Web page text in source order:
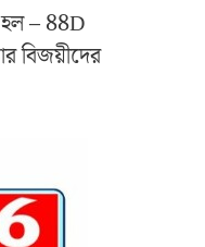
হল – 88D
বিজয়ীদের